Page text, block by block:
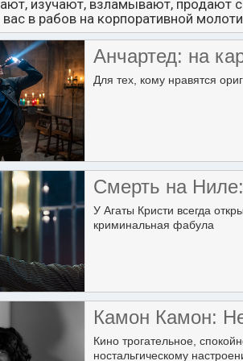
изучают, взламывают, продают
в рабов на корпоративной
Анчартед: на
Для тех, кому нравятся
Смерть на
У Агаты Кристи всегда
криминальная фабула
Камон Камон:
Кино трогательное,
ностальгическому